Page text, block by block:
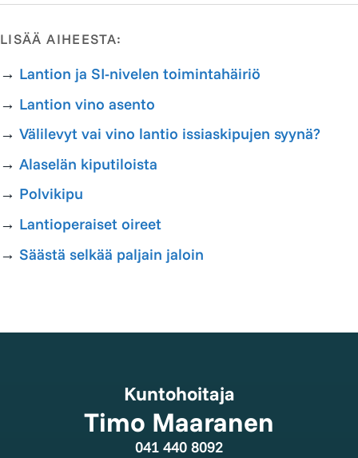
LISÄÄ AIHEESTA:
→ Lantion ja SI-nivelen toimintahäiriö
→ Lantion vino asento
→ Välilevyt vai vino lantio issiaskipujen syynä?
→ Alaselän kiputiloista
→ Polvikipu
→ Lantioperaiset oireet
→ Säästä selkää paljain jaloin
Kuntohoitaja
Timo Maaranen
041 440 8092